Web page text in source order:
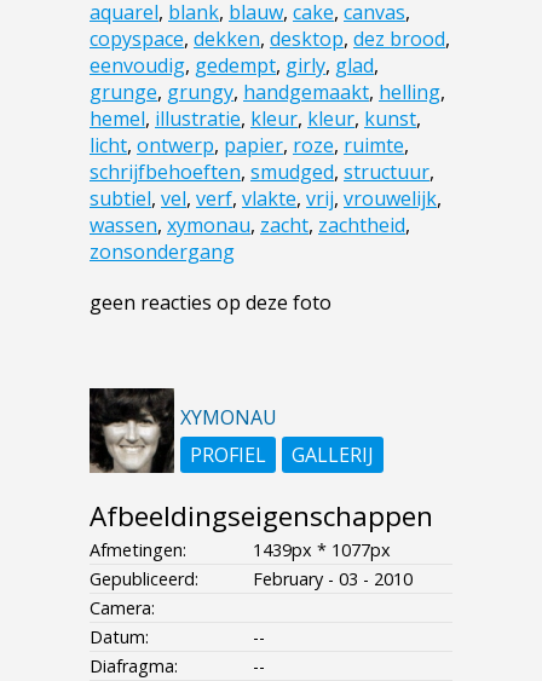
aquarel, blank, blauw, cake, canvas,
copyspace, dekken, desktop, dez brood,
eenvoudig, gedempt, girly, glad,
grunge, grungy, handgemaakt, helling,
hemel, illustratie, kleur, kleur, kunst,
licht, ontwerp, papier, roze, ruimte,
schrijfbehoeften, smudged, structuur,
subtiel, vel, verf, vlakte, vrij, vrouwelijk,
wassen, xymonau, zacht, zachtheid,
zonsondergang
geen reacties op deze foto
XYMONAU
PROFIEL
GALLERIJ
Afbeeldingseigenschappen
Afmetingen:
1439px * 1077px
Gepubliceerd:
February - 03 - 2010
Camera:
Datum:
--
Diafragma:
--